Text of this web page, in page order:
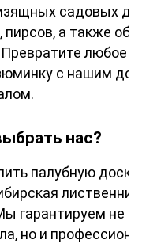
садовых
а также
любое
с нашим
нас?
палубную доску
лиственница,
гарантируем не
но и